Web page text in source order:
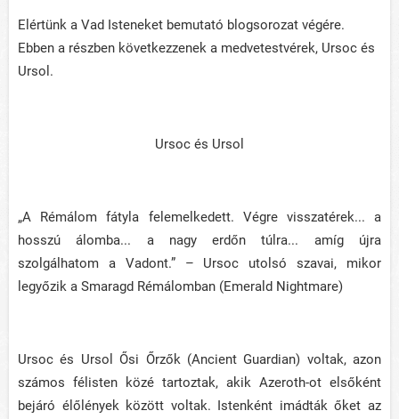
Elértünk a Vad Isteneket bemutató blogsorozat végére.
Ebben a részben következzenek a medvetestvérek, Ursoc és
Ursol.
Ursoc és Ursol
„A Rémálom fátyla felemelkedett. Végre visszatérek... a
hosszú álomba... a nagy erdőn túlra... amíg újra
szolgálhatom a Vadont.” – Ursoc utolsó szavai, mikor
legyőzik a Smaragd Rémálomban (Emerald Nightmare)
Ursoc és Ursol Ősi Őrzők (Ancient Guardian) voltak, azon
számos félisten közé tartoztak, akik Azeroth-ot elsőként
bejáró élőlények között voltak. Istenként imádták őket az